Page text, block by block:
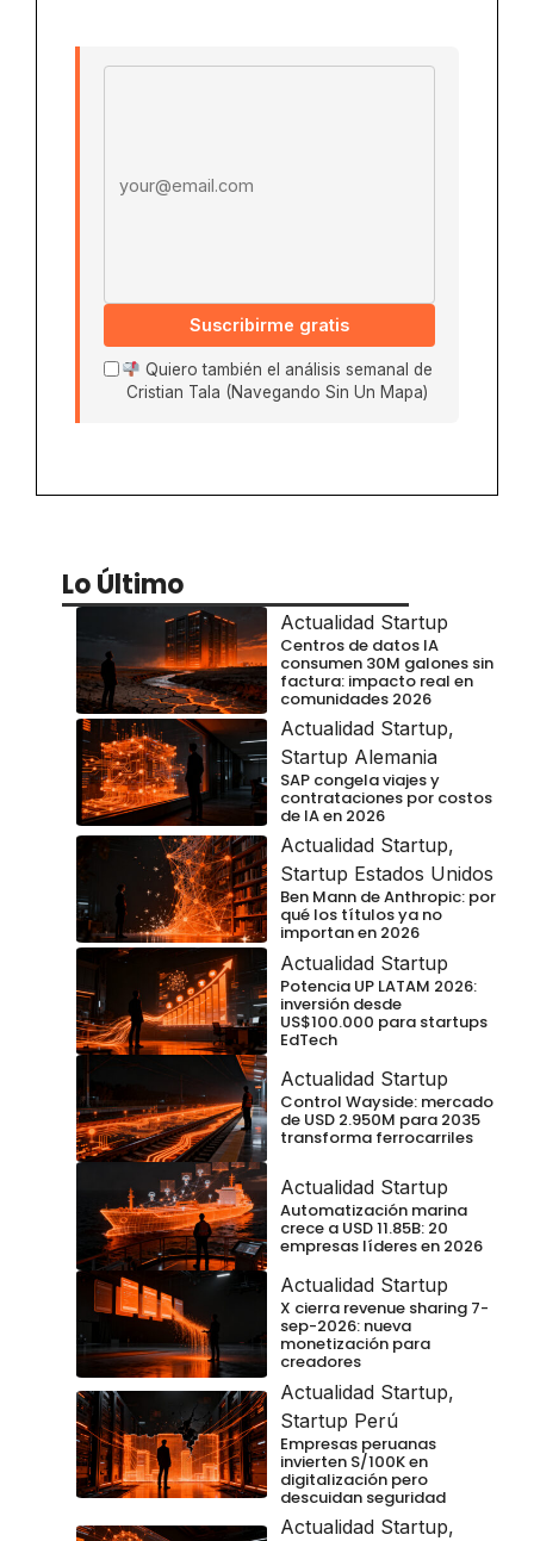
Suscribirme gratis
Quiero también el análisis semanal de
Cristian Tala (Navegando Sin Un Mapa)
Lo Último
Actualidad Startup
Centros de datos IA
consumen 30M galones sin
factura: impacto real en
comunidades 2026
Actualidad Startup,
Startup Alemania
SAP congela viajes y
contrataciones por costos
de IA en 2026
Actualidad Startup,
Startup Estados Unidos
Ben Mann de Anthropic: por
qué los títulos ya no
importan en 2026
Actualidad Startup
Potencia UP LATAM 2026:
inversión desde
US$100.000 para startups
EdTech
Actualidad Startup
Control Wayside: mercado
de USD 2.950M para 2035
transforma ferrocarriles
Actualidad Startup
Automatización marina
crece a USD 11.85B: 20
empresas líderes en 2026
Actualidad Startup
X cierra revenue sharing 7-
sep-2026: nueva
monetización para
creadores
Actualidad Startup,
Startup Perú
Empresas peruanas
invierten S/100K en
digitalización pero
descuidan seguridad
Actualidad Startup,